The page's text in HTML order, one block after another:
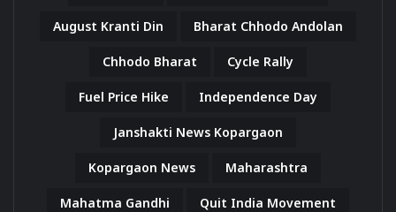
August Kranti Din Bharat Chhodo Andolan
Chhodo Bharat Cycle Rally
Fuel Price Hike Independence Day
Janshakti News Kopargaon
Kopargaon News Maharashtra
Mahatma Gandhi Quit India Movement